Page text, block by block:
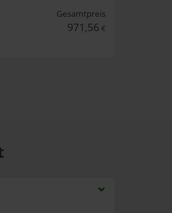
Gesamtpreis
971,56 €